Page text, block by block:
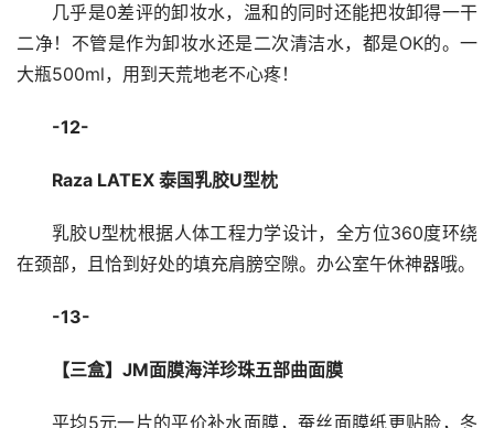
几乎是0差评的卸妆水，温和的同时还能把妆卸得一干
二净！不管是作为卸妆水还是二次清洁水，都是OK的。一
大瓶500ml，用到天荒地老不心疼！
-12-
Raza LATEX 泰国乳胶U型枕
乳胶U型枕根据人体工程力学设计，全方位360度环绕
在颈部，且恰到好处的填充肩膀空隙。办公室午休神器哦。
-13-
【三盒】JM面膜海洋珍珠五部曲面膜
平均5元一片的平价补水面膜，蚕丝面膜纸更贴脸，冬